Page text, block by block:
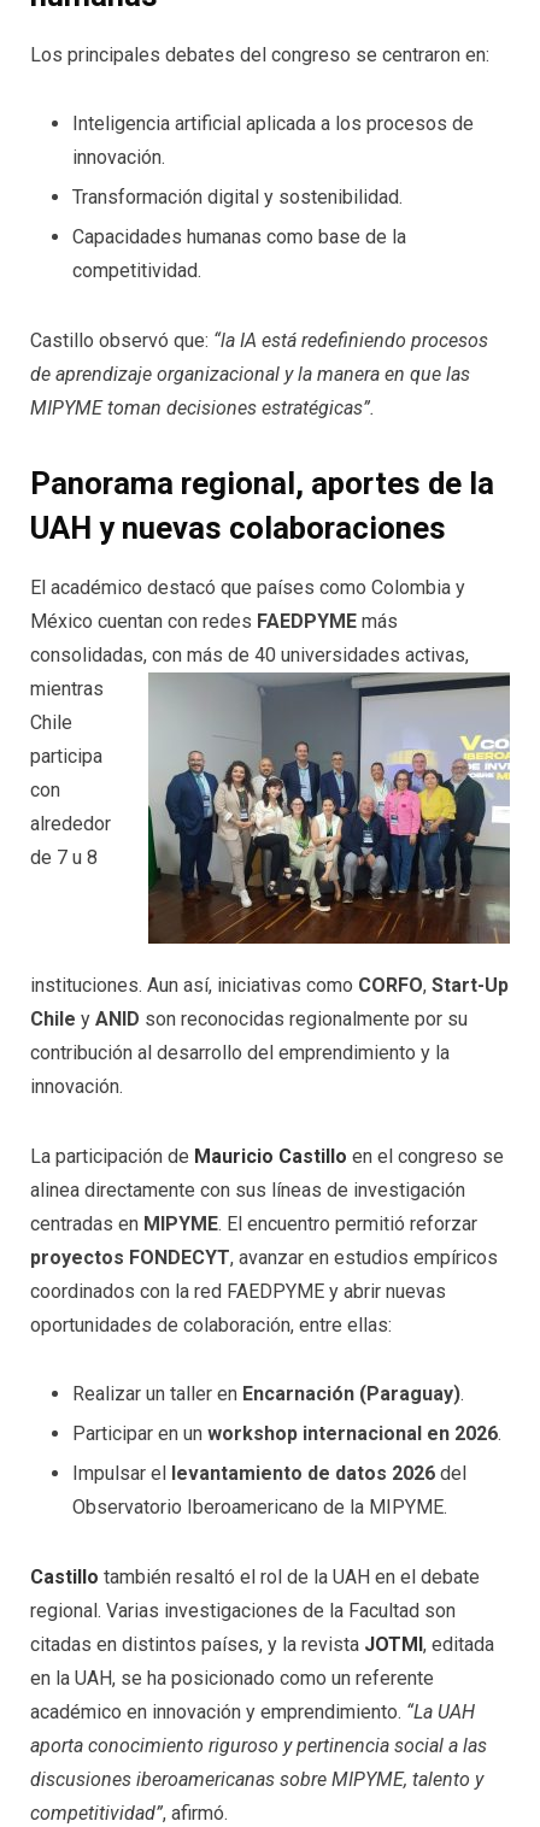
Los principales debates del congreso se centraron en:
Inteligencia artificial aplicada a los procesos de
innovación.
Transformación digital y sostenibilidad.
Capacidades humanas como base de la
competitividad.
Castillo observó que: “la IA está redefiniendo procesos
de aprendizaje organizacional y la manera en que las
MIPYME toman decisiones estratégicas”.
Panorama regional, aportes de la
UAH y nuevas colaboraciones
El académico destacó que países como Colombia y
México cuentan con redes FAEDPYME más
consolidadas, con más de 40 universidades activas,
mientras
Chile
participa
con
alrededor
de 7 u 8
instituciones. Aun así, iniciativas como CORFO, Start-Up
Chile y ANID son reconocidas regionalmente por su
contribución al desarrollo del emprendimiento y la
innovación.
La participación de Mauricio Castillo en el congreso se
alinea directamente con sus líneas de investigación
centradas en MIPYME. El encuentro permitió reforzar
proyectos FONDECYT, avanzar en estudios empíricos
coordinados con la red FAEDPYME y abrir nuevas
oportunidades de colaboración, entre ellas:
Realizar un taller en Encarnación (Paraguay).
Participar en un workshop internacional en 2026.
Impulsar el
levantamiento de datos 2026 del
Observatorio Iberoamericano de la MIPYME.
Castillo también resaltó el rol de la UAH en el debate
regional. Varias investigaciones de la Facultad son
citadas en distintos países, y la revista JOTMI, editada
en la UAH, se ha posicionado como un referente
académico en innovación y emprendimiento. “La UAH
aporta conocimiento riguroso y pertinencia social a las
discusiones iberoamericanas sobre MIPYME, talento y
competitividad”, afirmó.